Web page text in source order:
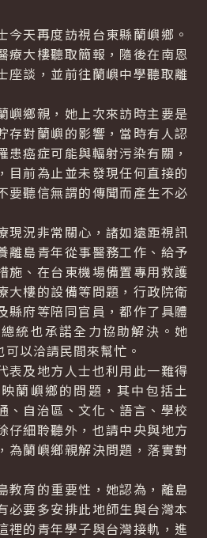
天再度訪視台東縣蘭嶼鄉。
療大樓聽取簡報，隨後在南恩
座談，並前往蘭嶼中學聽取離
鄉親，她上次來訪時主要是
存對蘭嶼的影響，當時有人認
患癌症可能與輻射污染有關，
目前為止並未發現任何直接的
要聽信無謂的傳聞而產生不必
況非常關心，諸如遠距視訊
離島青年從事醫務工作、給予
施、在台東機場備置專用救護
大樓的設備等問題，行政院衛
縣府等陪同官員，都作了具體
統也承諾全力協助解決。她
以洽請民間來幫忙。
及地方人士也利用此一難得
蘭嶼鄉的問題，其中包括土
、自治區、文化、語言、學校
仔細聆聽外，也請中央與地方
為蘭嶼鄉親解決問題，落實對
育的重要性，她認為，離島
必要多安排此地師生與台灣本
裡的青年學子與台灣接軌，進